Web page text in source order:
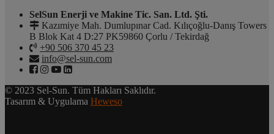
SelSun Enerji ve Makine Tic. San. Ltd. Şti.
Kazımiye Mah. Dumlupınar Cad. Kılıçoğlu-Danış Towers
B Blok Kat 4 D:27 PK59860 Çorlu / Tekirdağ
+90 506 370 45 23
info@sel-sun.com
© 2023 Sel-Sun. Tüm Hakları Saklıdır.
Tasarım & Uygulama Heweso